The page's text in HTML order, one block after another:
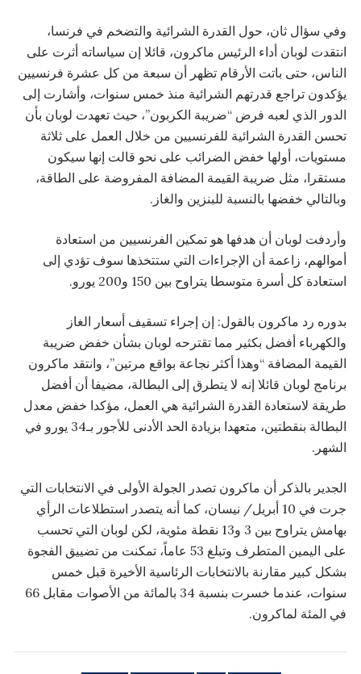
وفي سؤال ثان، حول القدرة الشرائية والتضخم في فرنسا،
انتقدت لوبان أداء الرئيس ماكرون، قائلا إن سياساته أثرت على
الناس، حتى باتت الأرقام تظهر أن سبعة من كل عشرة فرنسيين
يؤكدون تراجع قدرتهم الشرائية منذ خمس سنوات، وأشارت إلى
الدور الذي لعبه فرض “ضريبة الكربون”، حيث تعهدت لوبان بأن
تحسن القدرة الشرائية للفرنسيين من خلال العمل على ثلاثة
مستويات، أولها خفض الضرائب على نحو قالت إنها سيكون
مستقرا، مثل ضريبة القيمة المضافة المفروضة على الطاقة،
وبالتالي خفضها بالنسبة للبنزين والغاز.
وأردفت لوبان أن هدفها هو تمكين الفرنسيين من استعادة
أموالهم، زاعمة أن الإجراءات التي ستتخذها سوف تؤدي إلى
استعادة كل أسرة متوسطا يتراوح بين 150 و200 يورو.
بدوره رد ماكرون بالقول: إن إجراء تسقيف أسعار الغاز
والكهرباء أفضل بكثير مما تقترحه لوبان بشأن خفض ضريبة
القيمة المضافة “وهذا أكثر نجاعة بواقع مرتين”، وانتقد ماكرون
برنامج لوبان قائلا إنه لا يتطرق إلى البطالة، مضيفا أن أفضل
طريقة لاستعادة القدرة الشرائية هي العمل، مؤكدا خفض معدل
البطالة بنقطتين، متعهدا بزيادة الحد الأدنى للأجور بـ34 يورو في
الشهر.
الجدير بالذكر أن ماكرون تصدر الجولة الأولى في الانتخابات التي
جرت في 10 أبريل/ نيسان، كما أنه يتصدر استطلاعات الرأي
بهامش يتراوح بين 3 و13 نقطة مئوية، لكن لوبان التي تحسب
على اليمين المتطرف وتبلغ 53 عاماً، تمكنت من تضييق الفجوة
بشكل كبير مقارنة بالانتخابات الرئاسية الأخيرة قبل خمس
سنوات، عندما خسرت بنسبة 34 بالمائة من الأصوات مقابل 66
في المئة لماكرون.